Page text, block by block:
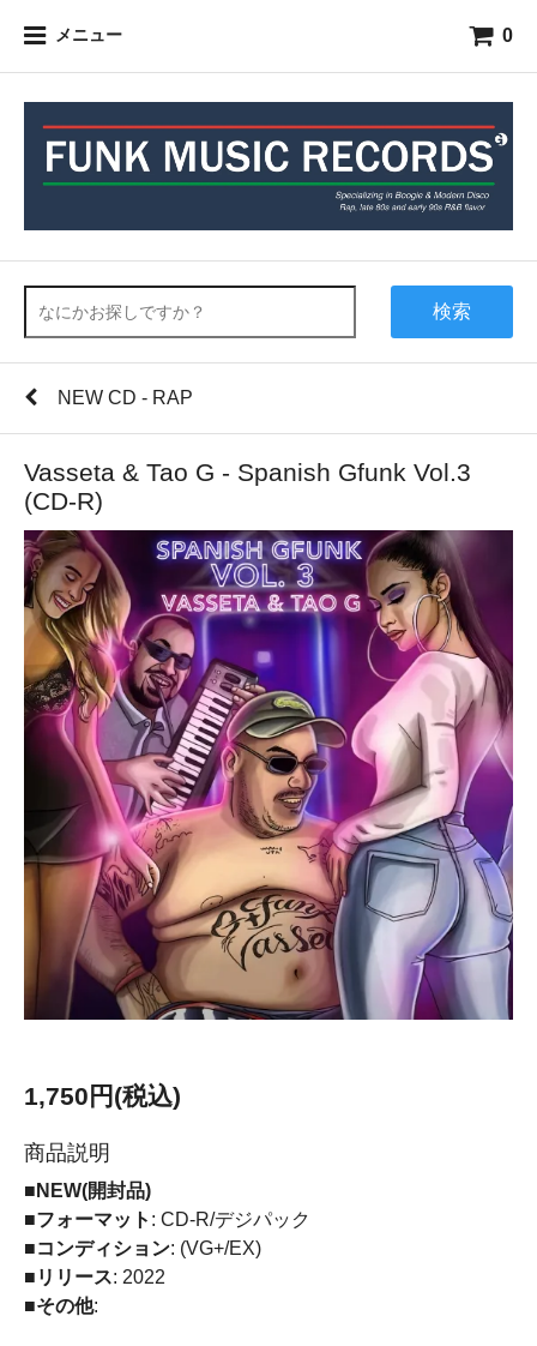
メニュー 0
検索
NEW CD - RAP
Vasseta & Tao G - Spanish Gfunk Vol.3
(CD-R)
1,750円(税込)
商品説明
■NEW(開封品)
■フォーマット : CD-R/デジパック
■コンディション: (VG+/EX)
■リリース: 2022
■その他: